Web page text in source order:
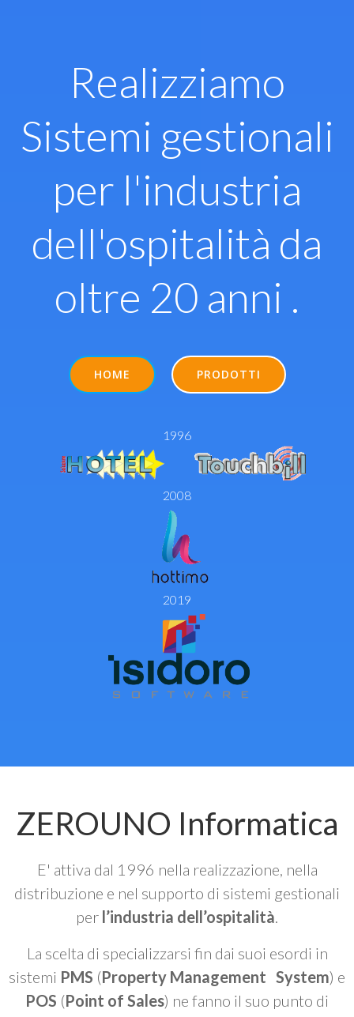
Realizziamo
Sistemi gestionali
per l'industria
dell'ospitalità da
oltre 20 anni .
HOME PRODOTTI
1996
2008
2019
ZEROUNO Informatica
E' attiva dal 1996 nella realizzazione, nella
distribuzione e nel supporto di sistemi gestionali
per l’industria dell’ospitalità
La scelta di specializzarsi fin dai suoi esordi in
sistemi PMS (Property Management System) e
POS (Point of Sales) ne fanno il suo punto di